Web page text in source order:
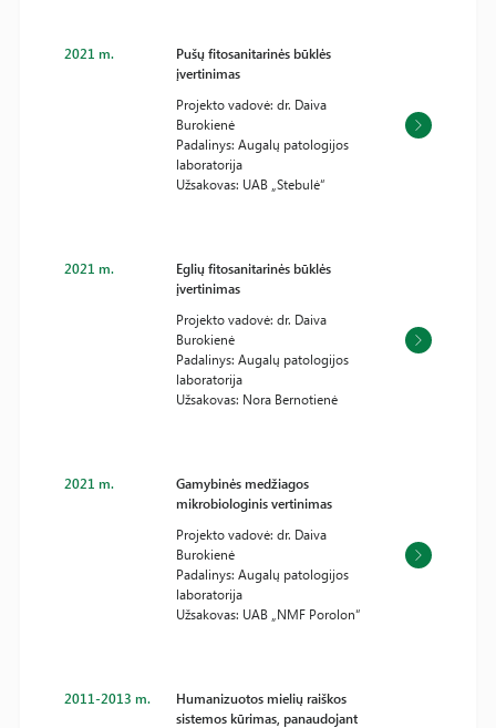
2021 m.
Pušų fitosanitarinės būklės
įvertinimas
Projekto vadovė: dr. Daiva
Burokienė
Padalinys: Augalų patologijos
laboratorija
Užsakovas: UAB „Stebulė“
2021 m.
Eglių fitosanitarinės būklės
įvertinimas
Projekto vadovė: dr. Daiva
Burokienė
Padalinys: Augalų patologijos
laboratorija
Užsakovas: Nora Bernotienė
2021 m.
Gamybinės medžiagos
mikrobiologinis vertinimas
Projekto vadovė: dr. Daiva
Burokienė
Padalinys: Augalų patologijos
laboratorija
Užsakovas: UAB „NMF Porolon“
2011-2013 m.
Humanizuotos mielių raiškos
sistemos kūrimas, panaudojant